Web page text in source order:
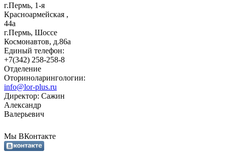
г.Пермь, 1-я
Красноармейская ,
44а
г.Пермь, Шоссе
Космонавтов, д.86а
Единый телефон:
+7(342) 258-258-8
Отделение
Оториноларингологии:
info@lor-plus.ru
Директор: Сажин
Александр
Валерьевич
Мы ВКонтакте